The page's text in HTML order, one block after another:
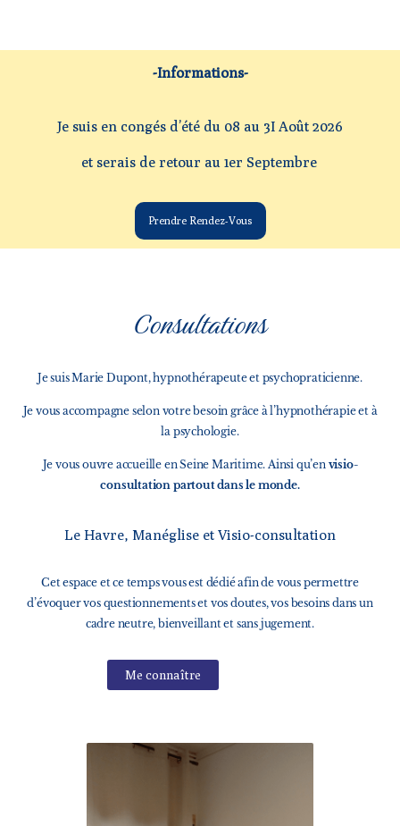
-Informations-
Je suis en congés d’été du 08 au 3I Août 2026
et serais de retour au 1er Septembre
Prendre Rendez-Vous
Consultations
Je suis Marie Dupont, hypnothérapeute et psychopraticienne.
Je vous accompagne selon votre besoin grâce à l’hypnothérapie et à
la psychologie.
Je vous ouvre accueille en Seine Maritime. Ainsi qu’en visio-
consultation partout dans le monde.
Le Havre, Manéglise et Visio-consultation
Cet espace et ce temps vous est dédié afin de vous permettre
d’évoquer vos questionnements et vos doutes, vos besoins dans un
cadre neutre, bienveillant et sans jugement.
Me connaître